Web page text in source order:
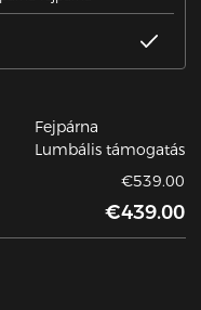
Fejpárna
Lumbális támogatás
€539.00
€439.00